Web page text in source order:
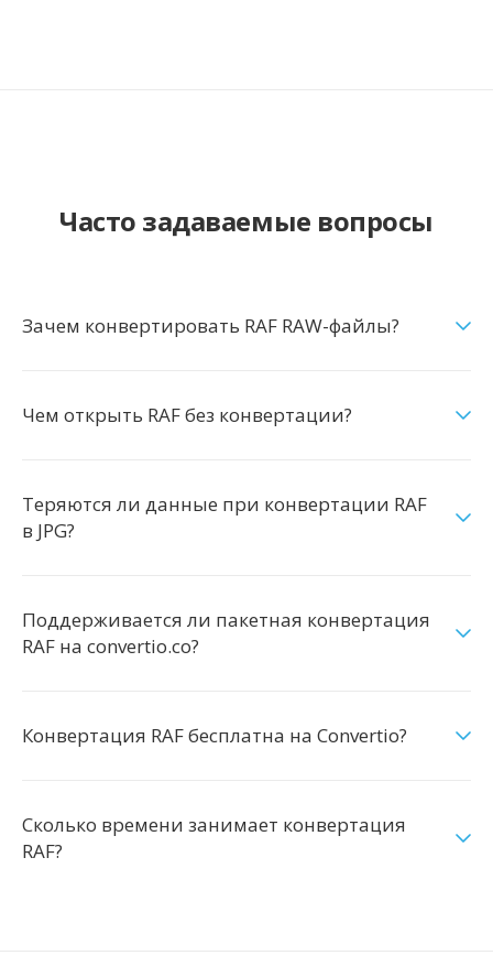
Часто задаваемые вопросы
Зачем конвертировать RAF RAW-файлы?
Чем открыть RAF без конвертации?
Теряются ли данные при конвертации RAF
в JPG?
Поддерживается ли пакетная конвертация
RAF на convertio.co?
Конвертация RAF бесплатна на Convertio?
Сколько времени занимает конвертация
RAF?